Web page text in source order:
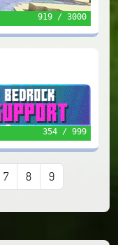
919 / 3000
354 / 999
7 8 9